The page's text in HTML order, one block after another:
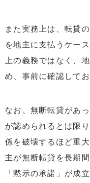
また実務上は、転貸
を地主に支払うケー
上の義務ではなく、
め、事前に確認してお
なお、無断転貸があ
が認められるとは限
係を破壊するほど重
主が無断転貸を長期
「黙示の承諾」が成